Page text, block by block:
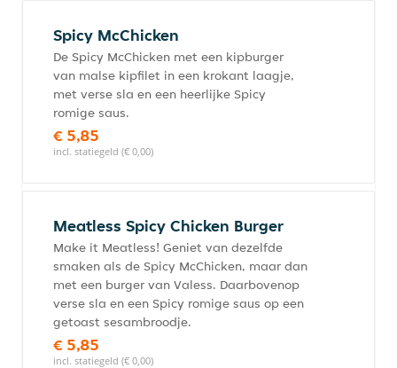
Spicy McChicken
De Spicy McChicken met een kipburger
van malse kipfilet in een krokant laagje,
met verse sla en een heerlijke Spicy
romige saus.
€ 5,85
incl. statiegeld (€ 0,00)
Meatless Spicy Chicken Burger
Make it Meatless! Geniet van dezelfde
smaken als de Spicy McChicken, maar dan
met een burger van Valess. Daarbovenop
verse sla en een Spicy romige saus op een
getoast sesambroodje.
€ 5,85
incl. statiegeld (€ 0,00)